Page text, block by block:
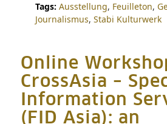
Tags: Ausstellung, Feuilleton,
Journalismus, Stabi Kulturwerk
Online
CrossAsia –
Information
(FID Asia): an